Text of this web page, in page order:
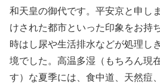
和天皇の御代です。平安京と申し
けされた都市といった印象をお持
時はし尿や生活排水などが処理し
境でした。高温多湿（もちろん現
す）な夏季には、食中道、天然痘